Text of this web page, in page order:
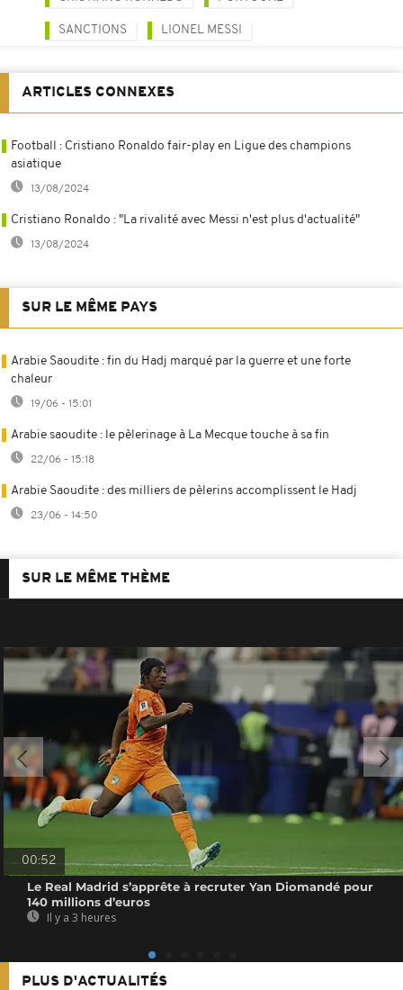
SANCTIONS LIONEL MESSI
ARTICLES CONNEXES
Football : Cristiano Ronaldo fair-play en Ligue des champions
asiatique
13/08/2024
Cristiano Ronaldo : "La rivalité avec Messi n'est plus d'actualité"
13/08/2024
SUR LE MÊME PAYS
Arabie Saoudite : fin du Hadj marqué par la guerre et une forte
chaleur
19/06 - 15:01
Arabie saoudite : le pèlerinage à La Mecque touche à sa fin
22/06 - 15:18
Arabie Saoudite : des milliers de pèlerins accomplissent le Hadj
23/06 - 14:50
SUR LE MÊME THÈME
00:52
Le Real Madrid s’apprête à recruter Yan Diomandé pour
140 millions d’euros
Il y a 3 heures
PLUS D'ACTUALITÉS